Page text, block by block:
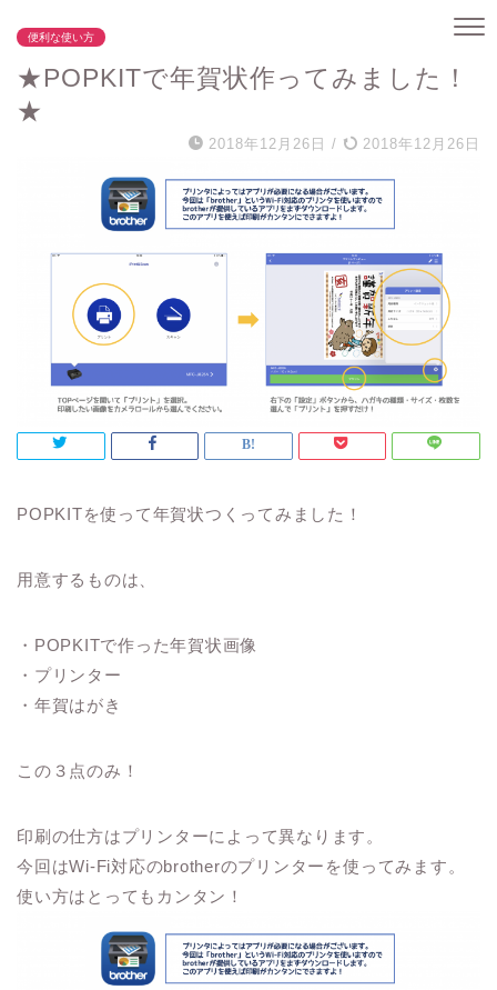
便利な使い方
★POPKITで年賀状作ってみました！
★
2018年12月26日 / 2018年12月26日
POPKITを使って年賀状つくってみました！
用意するものは、
・POPKITで作った年賀状画像
・プリンター
・年賀はがき
この３点のみ！
印刷の仕方はプリンターによって異なります。
今回はWi-Fi対応のbrotherのプリンターを使ってみます。
使い方はとってもカンタン！